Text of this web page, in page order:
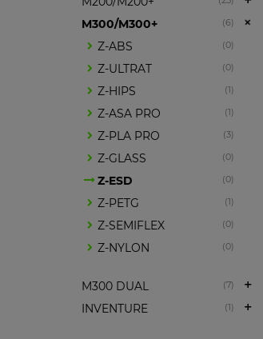
M300/M300+ (6)
Z-ABS (0)
Z-ULTRAT (0)
Z-HIPS (1)
Z-ASA PRO (1)
Z-PLA PRO (3)
Z-GLASS (0)
Z-ESD (0)
Z-PETG (1)
Z-SEMIFLEX (0)
Z-NYLON (0)
M300 DUAL (7)
INVENTURE (1)